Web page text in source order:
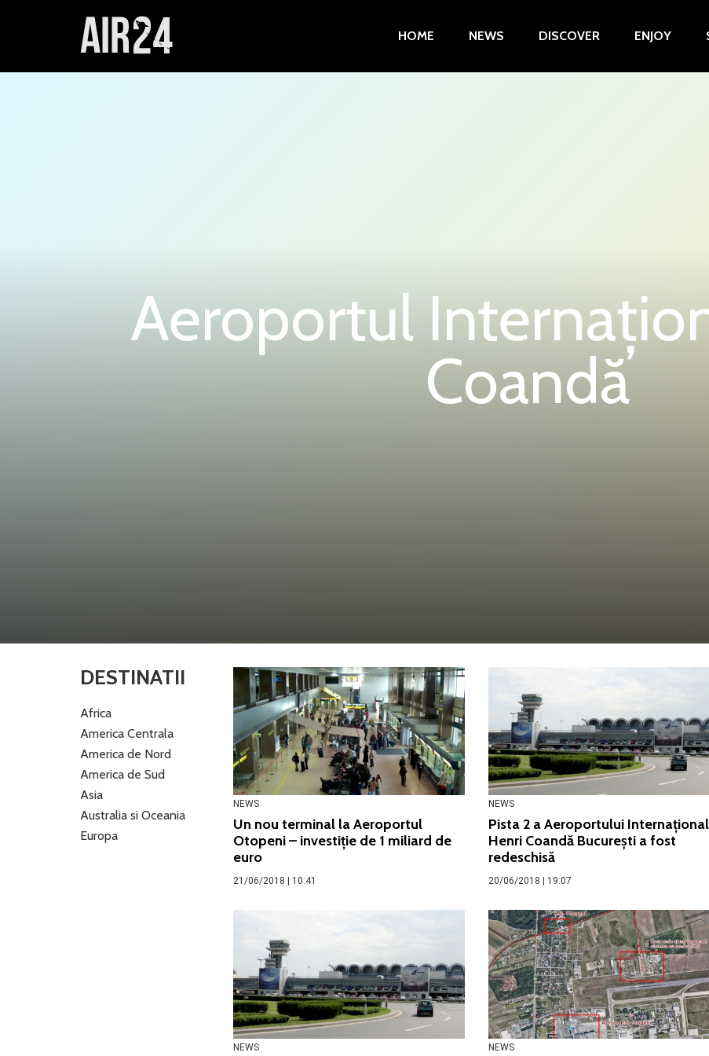
HOME NEWS DISCOVER ENJOY
Aeroportul
Coandă
DESTINATII
Africa
America Centrala
America de Nord
America de Sud
Asia
Australia si Oceania
Europa
NEWS
Un nou terminal la Aeroportul
Otopeni – investiție de 1 miliard de
euro
21/06/2018 | 10:41
NEWS
Pista 2 a Aeroportului Internaţional
Henri Coandă Bucureşti a fost
redeschisă
20/06/2018 | 19:07
NEWS NEWS